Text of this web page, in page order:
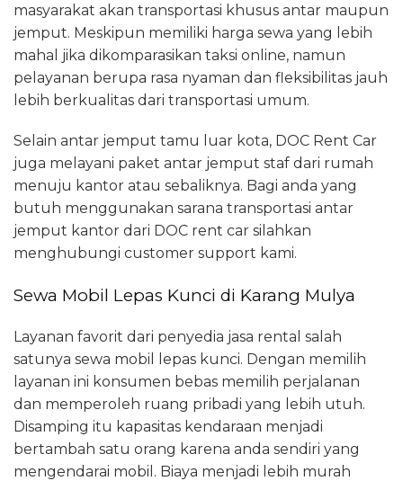
masyarakat akan transportasi khusus antar maupun
jemput. Meskipun memiliki harga sewa yang lebih
mahal jika dikomparasikan taksi online, namun
pelayanan berupa rasa nyaman dan fleksibilitas jauh
lebih berkualitas dari transportasi umum.
Selain antar jemput tamu luar kota, DOC Rent Car
juga melayani paket antar jemput staf dari rumah
menuju kantor atau sebaliknya. Bagi anda yang
butuh menggunakan sarana transportasi antar
jemput kantor dari DOC rent car silahkan
menghubungi customer support kami.
Sewa Mobil Lepas Kunci di Karang Mulya
Layanan favorit dari penyedia jasa rental salah
satunya sewa mobil lepas kunci. Dengan memilih
layanan ini konsumen bebas memilih perjalanan
dan memperoleh ruang pribadi yang lebih utuh.
Disamping itu kapasitas kendaraan menjadi
bertambah satu orang karena anda sendiri yang
mengendarai mobil. Biaya menjadi lebih murah